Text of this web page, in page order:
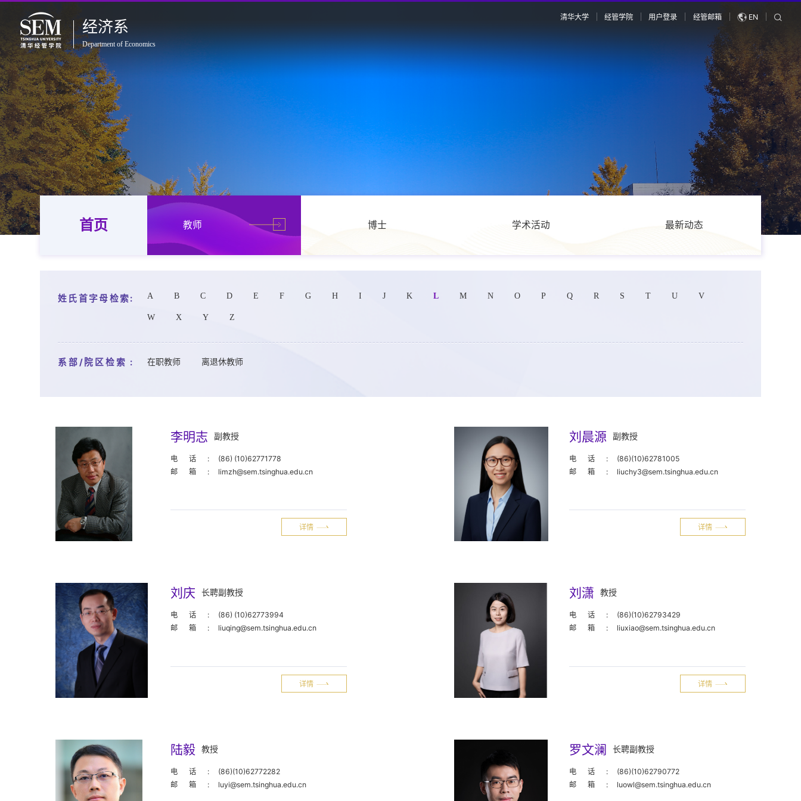
经济系
Department of Economics
清华大学 经管学院 用户登录 经管邮箱 EN
首页 教师 博士 学术活动 最新动态
姓氏首字母检索: A B C D E F G H I J K L M N O P Q R S T U V
W X Y Z
系部/院区检索 : 在职教师 离退休教师
李明志 副教授
电话:
(86) (10)62771778
邮箱:
limzh@sem.tsinghua.edu.cn
详情
刘晨源 副教授
电话:
(86)(10)62781005
邮箱:
liuchy3@sem.tsinghua.edu.cn
详情
刘庆 长聘副教授
电话:
(86) (10)62773994
邮箱:
liuqing@sem.tsinghua.edu.cn
详情
刘潇 教授
电话:
(86)(10)62793429
邮箱:
liuxiao@sem.tsinghua.edu.cn
详情
陆毅 教授
电话:
(86)(10)62772282
邮箱:
luyi@sem.tsinghua.edu.cn
罗文澜 长聘副教授
电话:
(86)(10)62790772
邮箱:
luowl@sem.tsinghua.edu.cn